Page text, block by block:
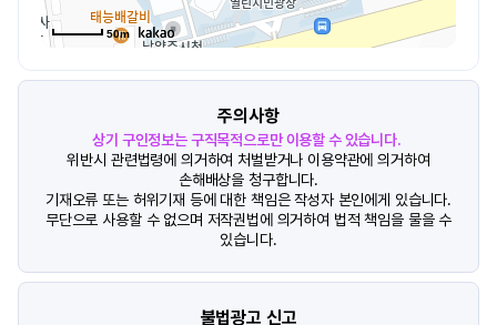
50m
주의사항
상기 구인정보는 구직목적으로만 이용할 수 있습니다.
위반시 관련법령에 의거하여 처벌받거나 이용약관에 의거하여
손해배상을 청구합니다.
기재오류 또는 허위기재 등에 대한 책임은 작성자 본인에게 있습니다.
무단으로 사용할 수 없으며 저작권법에 의거하여 법적 책임을 물을 수
있습니다.
불법광고 신고